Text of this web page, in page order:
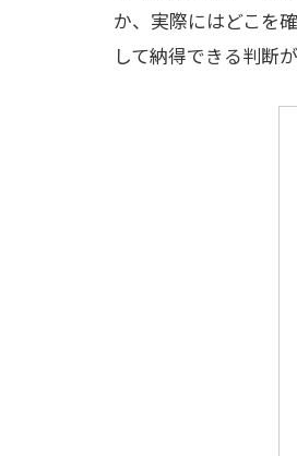
か、実際にはどこを
して納得できる判断